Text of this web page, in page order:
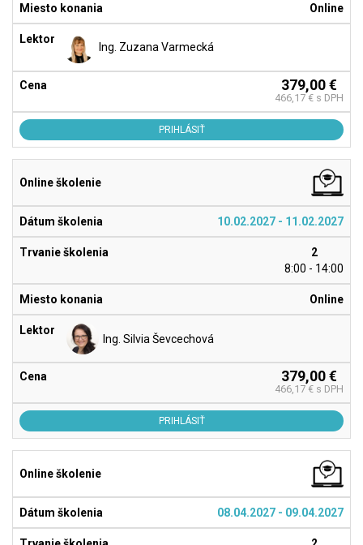
Online
Ing. Zuzana Varmecká
379,00 €
466,17 € s DPH
PRIHLÁSIŤ
10.02.2027 - 11.02.2027
2
8:00 - 14:00
Online
Ing. Silvia Ševcechová
379,00 €
466,17 € s DPH
PRIHLÁSIŤ
08.04.2027 - 09.04.2027